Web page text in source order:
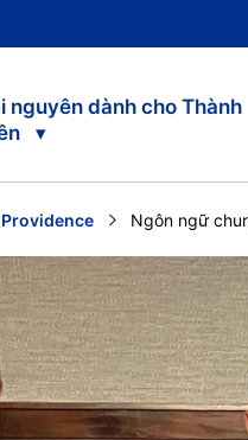
nguyên dành cho Thành
Current:
Ngôn ngữ